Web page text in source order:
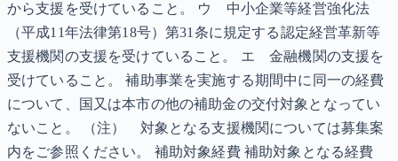
から支援を受けていること。 ウ 中小企業等経営強化法
（平成11年法律第18号）第31条に規定する認定経営革新等
支援機関の支援を受けていること。 エ 金融機関の支援を
受けていること。 補助事業を実施する期間中に同一の経費
について、国又は本市の他の補助金の交付対象となってい
ないこと。 （注） 対象となる支援機関については募集案
内をご参照ください。 補助対象経費 補助対象となる経費